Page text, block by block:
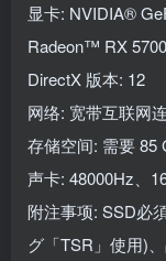
显卡: NVIDIA®
Radeon™ RX
DirectX 版本: 12
网络: 宽带互联网
存储空间: 需要 85
声卡: 48000Hz、
附注事项: SSD必
グ「TSR」使用)、